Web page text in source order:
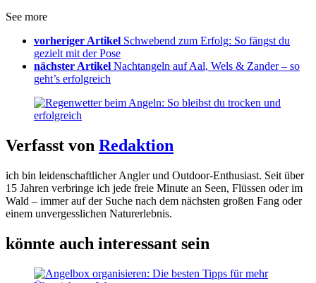
See more
vorheriger Artikel Schwebend zum Erfolg: So fängst du
gezielt mit der Pose
nächster Artikel Nachtangeln auf Aal, Wels & Zander – so
geht’s erfolgreich
Verfasst von Redaktion
ich bin leidenschaftlicher Angler und Outdoor-Enthusiast. Seit über
15 Jahren verbringe ich jede freie Minute an Seen, Flüssen oder im
Wald – immer auf der Suche nach dem nächsten großen Fang oder
einem unvergesslichen Naturerlebnis.
könnte auch interessant sein